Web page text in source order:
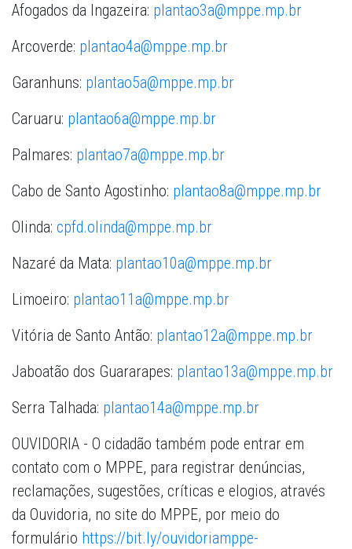
Afogados da Ingazeira: plantao3a@mppe.mp.br
Arcoverde: plantao4a@mppe.mp.br
Garanhuns: plantao5a@mppe.mp.br
Caruaru: plantao6a@mppe.mp.br
Palmares: plantao7a@mppe.mp.br
Cabo de Santo Agostinho: plantao8a@mppe.mp.br
Olinda: cpfd.olinda@mppe.mp.br
Nazaré da Mata: plantao10a@mppe.mp.br
Limoeiro: plantao11a@mppe.mp.br
Vitória de Santo Antão: plantao12a@mppe.mp.br
Jaboatão dos Guararapes: plantao13a@mppe.mp.br
Serra Talhada: plantao14a@mppe.mp.br
OUVIDORIA - O cidadão também pode entrar em
contato com o MPPE, para registrar denúncias,
reclamações, sugestões, críticas e elogios, através
da Ouvidoria, no site do MPPE, por meio do
formulário https://bit.ly/ouvidoriamppe-